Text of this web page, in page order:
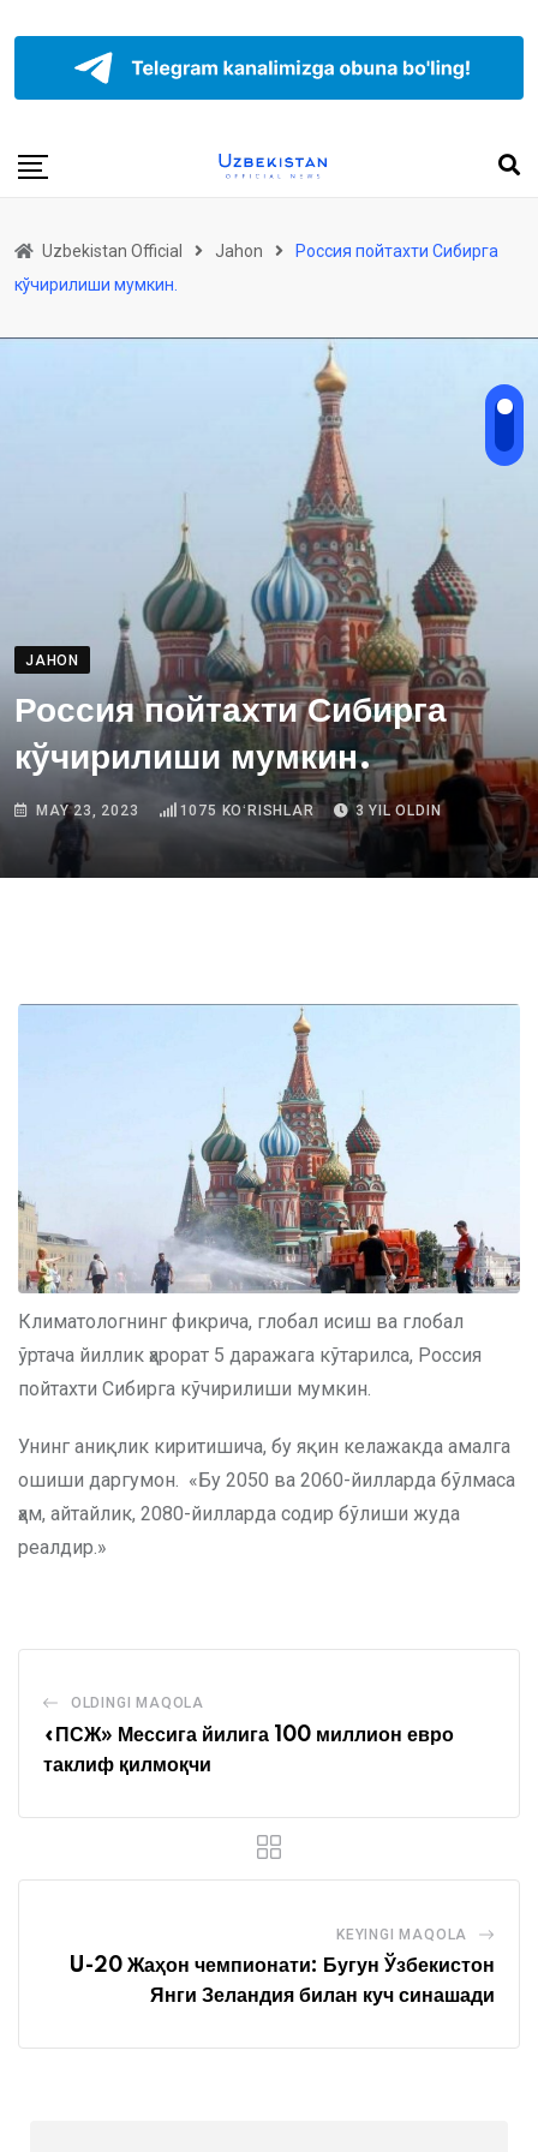
Uzbekistan Official Jahon
Россия пойтахти Сибирга
кўчирилиши мумкин.
JAHON
Россия пойтахти Сибирга
кўчирилиши мумкин.
MAY 23, 2023 1075 KOʻRISHLAR 3 YIL OLDIN
Климатологнинг фикрича, глобал исиш ва глобал
ўртача йиллик ҳарорат 5 даражага кўтарилса, Россия
пойтахти Сибирга кўчирилиши мумкин.
Унинг аниқлик киритишича, бу яқин келажакда амалга
ошиши даргумон. «Бу 2050 ва 2060-йилларда бўлмаса
ҳам, айтайлик, 2080-йилларда содир бўлиши жуда
реалдир.»
OLDINGI MAQOLA
«ПСЖ» Мессига йилига 100 миллион евро
таклиф қилмоқчи
KEYINGI MAQOLA
U-20 Жаҳон чемпионати: Бугун Ўзбекистон
Янги Зеландия билан куч синашади